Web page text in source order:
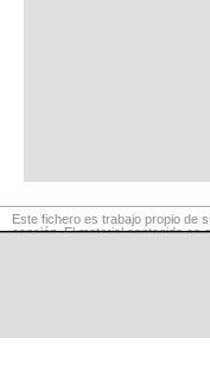
Este fichero es trabajo propio de
canción. El material contenido en